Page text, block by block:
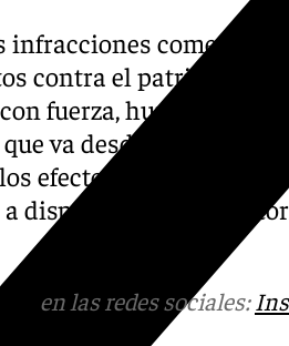
infracciones cometidas
contra el patrimonio
con fuerza, hurtos y
va desde la
efectos del alcohol o
a disposición de las
en las redes sociales: